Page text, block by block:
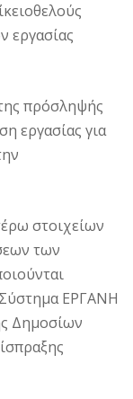
εργασίας
πρόσληψής
εργασίας για
στοιχείων
των
ΕΡΓΑΝΗ
Δημοσίων